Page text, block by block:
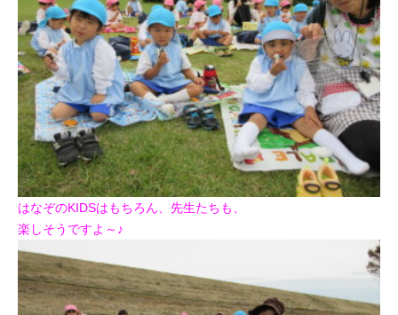
はなぞのKIDSはもちろん、先生たちも、
楽しそうですよ～♪